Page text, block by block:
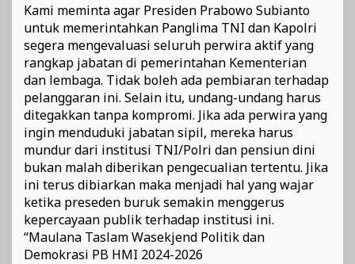
Kami meminta agar Presiden Prabowo Subianto
untuk memerintahkan Panglima TNI dan Kapolri
segera mengevaluasi seluruh perwira aktif yang
rangkap jabatan di pemerintahan Kementerian
dan lembaga. Tidak boleh ada pembiaran terhadap
pelanggaran ini. Selain itu, undang-undang harus
ditegakkan tanpa kompromi. Jika ada perwira yang
ingin menduduki jabatan sipil, mereka harus
mundur dari institusi TNI/Polri dan pensiun dini
bukan malah diberikan pengecualian tertentu. Jika
ini terus dibiarkan maka menjadi hal yang wajar
ketika preseden buruk semakin menggerus
kepercayaan publik terhadap institusi ini.
“Maulana Taslam Wasekjend Politik dan
Demokrasi PB HMI 2024-2026